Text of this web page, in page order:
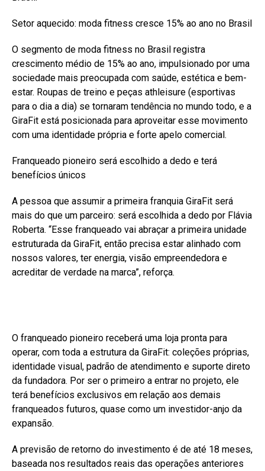
Setor aquecido: moda fitness cresce 15% ao ano no Brasil
O segmento de moda fitness no Brasil registra
crescimento médio de 15% ao ano, impulsionado por uma
sociedade mais preocupada com saúde, estética e bem-
estar. Roupas de treino e peças athleisure (esportivas
para o dia a dia) se tornaram tendência no mundo todo, e a
GiraFit está posicionada para aproveitar esse movimento
com uma identidade própria e forte apelo comercial.
Franqueado pioneiro será escolhido a dedo e terá
benefícios únicos
A pessoa que assumir a primeira franquia GiraFit será
mais do que um parceiro: será escolhida a dedo por Flávia
Roberta. “Esse franqueado vai abraçar a primeira unidade
estruturada da GiraFit, então precisa estar alinhado com
nossos valores, ter energia, visão empreendedora e
acreditar de verdade na marca”, reforça.
O franqueado pioneiro receberá uma loja pronta para
operar, com toda a estrutura da GiraFit: coleções próprias,
identidade visual, padrão de atendimento e suporte direto
da fundadora. Por ser o primeiro a entrar no projeto, ele
terá benefícios exclusivos em relação aos demais
franqueados futuros, quase como um investidor-anjo da
expansão.
A previsão de retorno do investimento é de até 18 meses,
baseada nos resultados reais das operações anteriores